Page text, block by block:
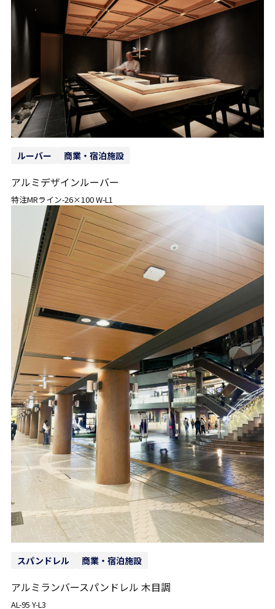
ルーバー 商業・宿泊施設
アルミデザインルーバー
特注MRライン-26×100 W-L1
スパンドレル 商業・宿泊施設
アルミランバースパンドレル 木目調
AL-95 Y-L3